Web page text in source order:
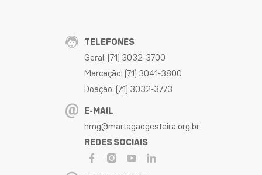
TELEFONES
Geral: (71) 3032-3700
Marcação: (71) 3041-3800
Doação: (71) 3032-3773
E-MAIL
hmg@martagaogesteira.org.br
REDES SOCIAIS